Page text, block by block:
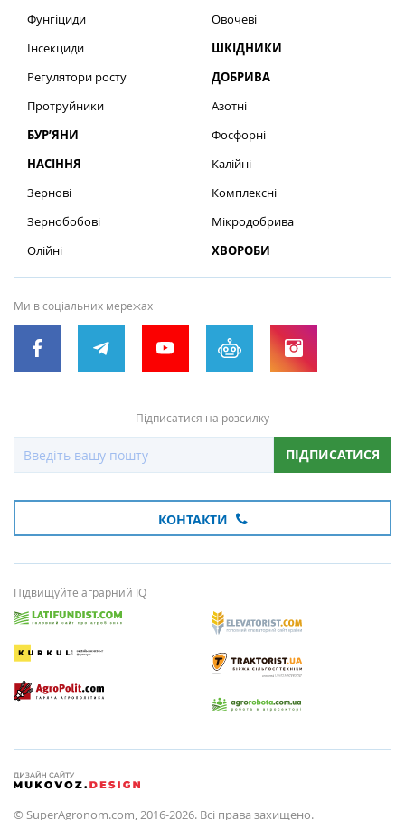
Фунгіциди
Інсекциди
Регулятори росту
Протруйники
БУР’ЯНИ
НАСІННЯ
Зернові
Зернобобові
Олійні
Овочеві
ШКІДНИКИ
ДОБРИВА
Азотні
Фосфорні
Калійні
Комплексні
Мікродобрива
ХВОРОБИ
Ми в соціальних мережах
Підписатися на розсилку
ПІДПИСАТИСЯ
КОНТАКТИ
Підвищуйте аграрний IQ
© SuperAgronom.com, 2016-2026. Всі права захищено.